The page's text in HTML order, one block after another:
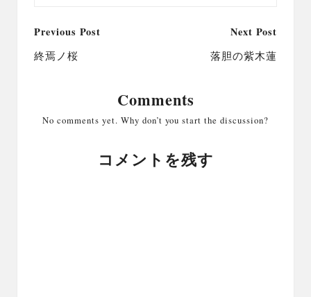
Post
navigation
Previous Post
終焉ノ桜
Next Post
落胆の紫木蓮
Comments
No comments yet. Why don’t you start the discussion?
コメントを残す